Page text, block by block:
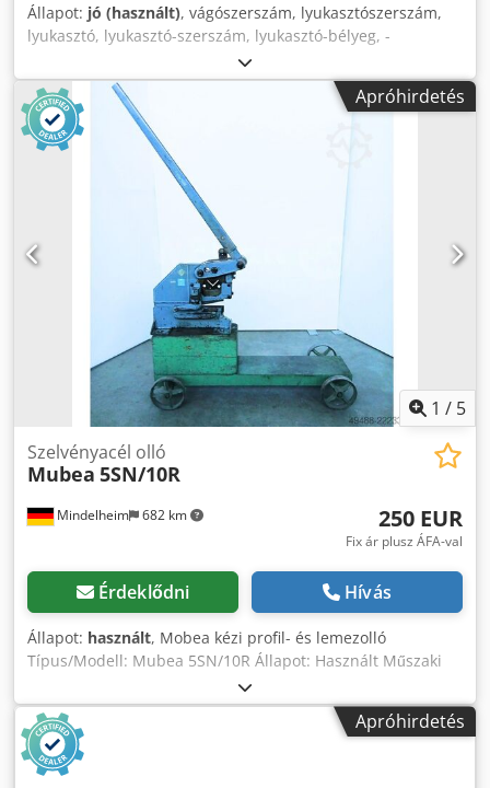
Állapot: jó (használt), vágószerszám, lyukasztószerszám,
lyukasztó, lyukasztó-szerszám, lyukasztó-bélyeg, -
lyukasztószerszám: matricák rögzítésére szolgál -rögzítés:
Ø 100/43 mm Codpfezniqrjx Amajrf -méretek: lásd a
képeket -méret: 345/280/H245 mm -súly: 55,9 kgApróhirdetés
1 / 5
Mindelheim 682 km
Szelvényacél olló
Mubea 5SN/10R
250 EUR
Fix ár plusz ÁFA-val
Érdeklődni Hívás
Állapot: használt, Mobea kézi profil- és lemezolló
Típus/Modell: Mubea 5SN/10R Állapot: Használt Műszaki
adatok Max. lemezvastagság: 10 mm Crsdpfx Aozhuv
Tjmaef Lapos anyag: 80 x 13 mm Köranyag: max. 22 mm
átmérőig Négyzet anyag: 22 x 22 mm Súly: kb. 106 kg
(karossal együtt) Gép méretei: kb. 1400 x 350 x 900 mm
(állvánnyal együtt)
Apróhirdetés